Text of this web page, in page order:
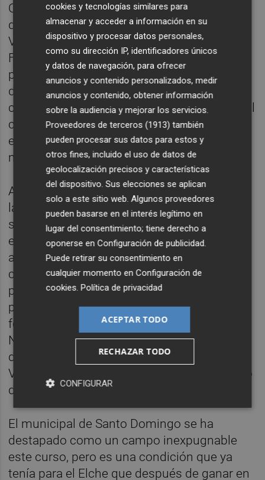
Coruña (4-0) y Cádiz (5-1). Un objetivo en el
que no podrán participar el central Gonzalo
Verdú por sanción, el portero nigeriano
Francis Uzoho y el extremo Borja Martínez
por lesión y el delantero y máximo goleador
del equipo Sory Kaba por estar convocado
con su selección, se pierden el partido; por el
contrario, el portero José Juan Figueras y el
extremo Iván Sánchez, que arrastraban
molestias, sí podrán jugar.
Aunque Pacheta no ha dado pistas durante
la semana ni sobre el sistema de juego ni
sobre los jugadores que pueden entrar en el
equipo, todo apunta a que Juan Cruz
abandonará el lateral para actual como
central y que Nino y Benja se disputarán el
puesto de referencia ofensiva. Así, un
posible once del Elche este domingo sería el
formado por José Juan en la portería; Tekio,
Neyder Lozano, Juan Cruz y Manu en
defensa; Josan, Manu Sánchez, Gonzalo
Villar, Javi Flores e Iván Sánchez en el centro
del campo; y Benja o Nino como delantero.
El municipal de Santo Domingo se ha
destapado como un campo inexpugnable
este curso, pero es una condición que ya
tenía para el Elche que después de ganar en
cookies y tecnologías similares para
almacenar y acceder a información en su
dispositivo y procesar datos personales,
como su dirección IP, identificadores únicos
y datos de navegación, para ofrecer
anuncios y contenido personalizados, medir
anuncios y contenido, obtener información
sobre la audiencia y mejorar los servicios.
Proveedores de terceros (1913) también
pueden procesar sus datos para estos y
otros fines, incluido el uso de datos de
geolocalización precisos y características
del dispositivo. Sus elecciones se aplican
solo a este sitio web. Algunos proveedores
pueden basarse en el interés legítimo en
lugar del consentimiento; tiene derecho a
oponerse enConfiguración de publicidad
Puede retirar su consentimiento en
cualquier momento enConfiguración de
cookies .Política de privacidad
ACEPTAR TODO
RECHAZAR TODO
CONFIGURAR